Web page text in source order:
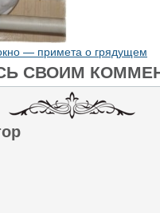
— примета о грядущем
СВОИМ